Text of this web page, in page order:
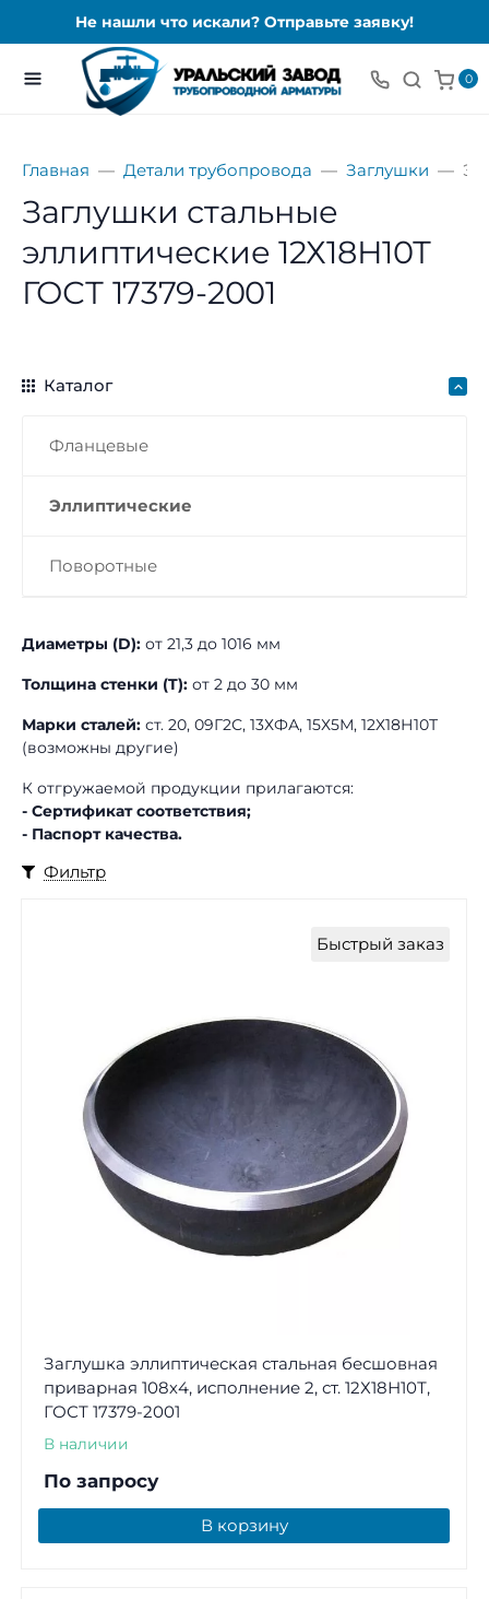
Не нашли что искали? Отправьте заявку!
0
Главная Детали трубопровода Заглушки
Заглушки стальные
эллиптические 12Х18Н10Т
ГОСТ 17379-2001
Каталог
Фланцевые
Эллиптические
Поворотные
Диаметры (D): от 21,3 до 1016 мм
Толщина стенки (T): от 2 до 30 мм
Марки сталей: ст. 20, 09Г2С, 13ХФА, 15Х5М, 12Х18Н10Т
(возможны другие)
К отгружаемой продукции прилагаются:
- Сертификат соответствия;
- Паспорт качества.
Фильтр
Быстрый заказ
Заглушка эллиптическая стальная бесшовная
приварная 108х4, исполнение 2, ст. 12Х18Н10Т,
ГОСТ 17379-2001
В наличии
По запросу
В корзину